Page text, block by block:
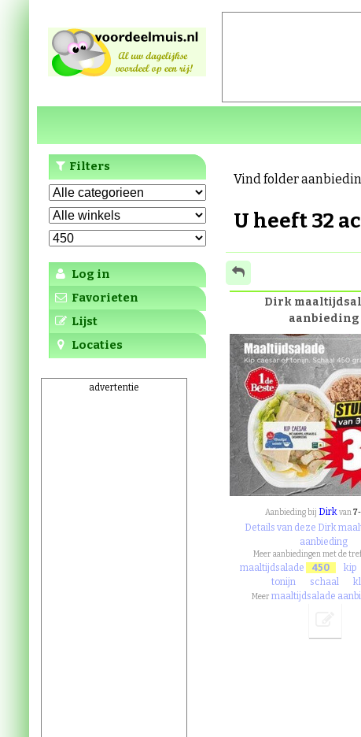
Filters
Log in
Favorieten
Lijst
Locaties
advertentie
Vind folder
U heeft 32
Dirk
aanbieding
Aanbieding bij Dirkvan
Details van deze Dirk
aanbieding
Meer aanbiedingen met de
maaltijdsalade 450 kip
tonijn
schaal
Meer maaltijdsalade